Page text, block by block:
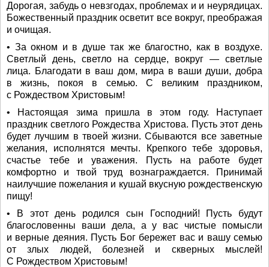
Дорогая, забудь о невзгодах, проблемах и и неурядицах.
Божественный праздник осветит все вокруг, преображая
и очищая.
• За окном и в душе так же благостно, как в воздухе.
Светлый день, светло на сердце, вокруг — светлые
лица. Благодати в ваш дом, мира в ваши души, добра
в жизнь, покоя в семью. С великим праздником,
с Рождеством Христовым!
• Настоящая зима пришла в этом году. Наступает
праздник светлого Рождества Христова. Пусть этот день
будет лучшим в твоей жизни. Сбываются все заветные
желания, исполнятся мечты. Крепкого тебе здоровья,
счастье тебе и уважения. Пусть на работе будет
комфортно и твой труд вознаграждается. Принимай
наилучшие пожелания и кушай вкусную рождественскую
пищу!
• В этот день родился сын Господний! Пусть будут
благословенны ваши дела, а у вас чистые помысли
и верные деяния. Пусть Бог бережет вас и вашу семью
от злых людей, болезней и скверных мыслей!
С Рождеством Христовым!